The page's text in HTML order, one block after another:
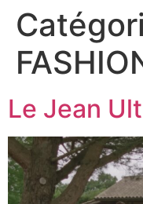
Le Jean